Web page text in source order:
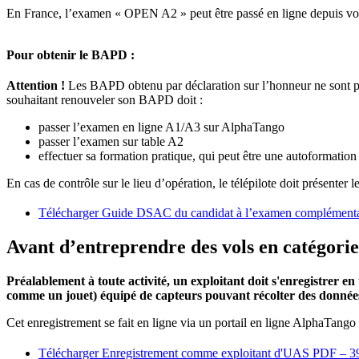
En France, l’examen « OPEN A2 » peut être passé en ligne depuis
Pour obtenir le BAPD :
Attention ! Les BAPD obtenu par déclaration sur l’honneur ne sont
souhaitant renouveler son BAPD doit :
passer l’examen en ligne A1/A3 sur AlphaTango
passer l’examen sur table A2
effectuer sa formation pratique, qui peut être une
En cas de contrôle sur le lieu d’opération, le télépilote doit présenter
Télécharger Guide DSAC du candidat à l’examen
Avant d’entreprendre des vols en
Préalablement à toute activité, un exploitant doit s'enregistrer
comme un jouet) équipé de capteurs pouvant récolter des
Cet enregistrement se fait en ligne via un portail en ligne
Télécharger Enregistrement comme exploitant d'UAS PDF –